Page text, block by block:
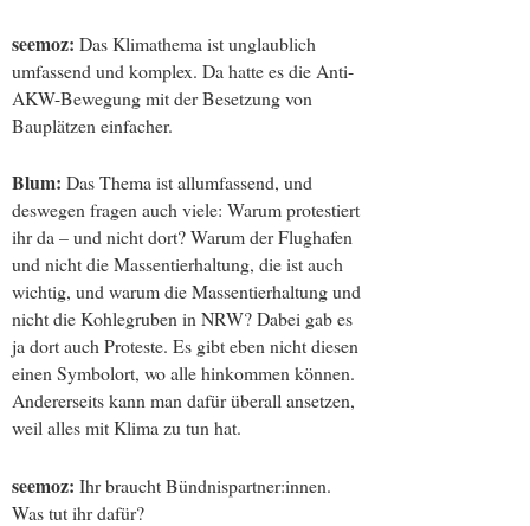
seemoz: Das Klimathema ist unglaublich
umfassend und komplex. Da hatte es die Anti-
AKW-Bewegung mit der Besetzung von
Bauplätzen einfacher.
Blum: Das Thema ist allumfassend, und
deswegen fragen auch viele: Warum protestiert
ihr da – und nicht dort? Warum der Flughafen
und nicht die Massentierhaltung, die ist auch
wichtig, und warum die Massentierhaltung und
nicht die Kohlegruben in NRW? Dabei gab es
ja dort auch Proteste. Es gibt eben nicht diesen
einen Symbolort, wo alle hinkommen können.
Andererseits kann man dafür überall ansetzen,
weil alles mit Klima zu tun hat.
seemoz: Ihr braucht Bündnispartner:innen.
Was tut ihr dafür?